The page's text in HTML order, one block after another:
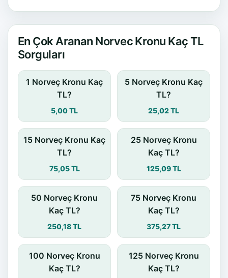
En Çok Aranan Norvec Kronu Kaç TL
Sorguları
1 Norveç Kronu Kaç
TL?
5,00 TL
5 Norveç Kronu Kaç
TL?
25,02 TL
15 Norveç Kronu Kaç
TL?
75,05 TL
25 Norveç Kronu
Kaç TL?
125,09 TL
50 Norveç Kronu
Kaç TL?
250,18 TL
75 Norveç Kronu
Kaç TL?
375,27 TL
100 Norveç Kronu
Kaç TL?
125 Norveç Kronu
Kaç TL?